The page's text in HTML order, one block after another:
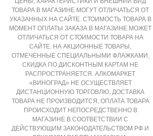
ТОВАРА В МАГАЗИНЕ МОГУТ ОТЛИЧАТЬСЯ ОТ
УКАЗАННЫХ НА САЙТЕ. СТОИМОСТЬ ТОВАРА В
МОМЕНТ ОПЛАТЫ ЗАКАЗА В МАГАЗИНЕ МОЖЕТ
ОТЛИЧАТЬСЯ ОТ СТОИМОСТИ ТОВАРА НА
САЙТЕ. НА АКЦИОННЫЕ ТОВАРЫ,
ОТМЕЧЕННЫЕ СПЕЦИАЛЬНЫМИ ФЛАЖКАМИ,
СКИДКА ПО ДИСКОНТНЫМ КАРТАМ НЕ
РАСПРОСТРАНЯЕТСЯ. АЛКОМАРКЕТ
«ВИНОГРАД» НЕ ОСУЩЕСТВЛЯЕТ
ДИСТАНЦИОННУЮ ТОРГОВЛЮ, ДОСТАВКА
ТОВАРА НЕ ПРОИЗВОДИТСЯ, ОПЛАТА ТОВАРА
ПРОИСХОДИТ НЕПОСРЕДСТВЕННО В
МАГАЗИНЕ В СООТВЕТСТВИИ С
ДЕЙСТВУЮЩИМ ЗАКОНОДАТЕЛЬСТВОМ РФ И